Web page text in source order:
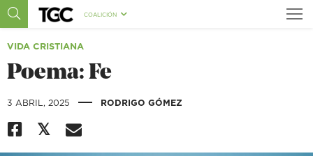
COALICIÓN
VIDA CRISTIANA
Poema: Fe
3 ABRIL, 2025 | RODRIGO GÓMEZ